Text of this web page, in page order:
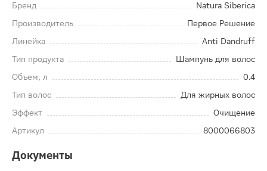
Бренд
Natura Siberica
Производитель
Первое Решение
Линейка
Anti Dandruff
Тип продукта
Шампунь для волос
Объем, л
0.4
Тип волос
Для жирных волос
Эффект
Очищение
Артикул
8000066803
Документы